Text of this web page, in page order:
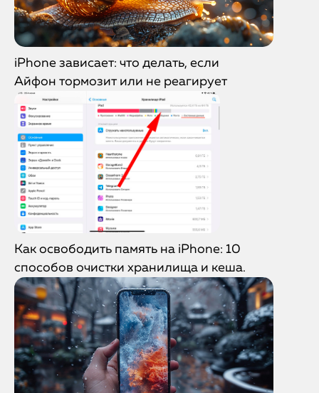
iPhone зависает: что делать, если
Айфон тормозит или не реагирует
Как освободить память на iPhone: 10
способов очистки хранилища и кеша.